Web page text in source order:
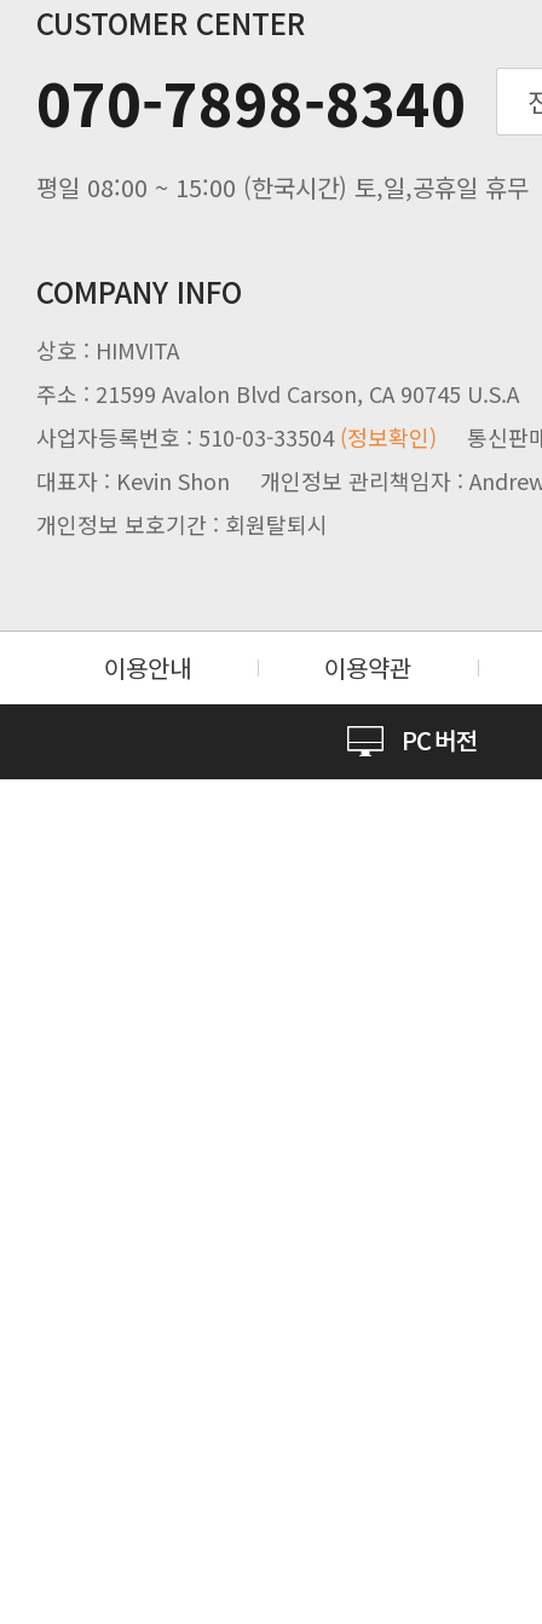
추석기간 배송안내
노동절(9월3일) 배송업무 안내
입금 고객님을 찾습니다.
CUSTOMER CENTER
070-7898-8340
평일 08:00 ~ 15:00 (한국시간) 토,일,공휴일 휴무
COMPANY INFO
상호 : HIMVITA
주소 : 21599 Avalon Blvd Carson, CA 90745 U.S.A
사업자등록번호 : 510-03-33504(정보확인) 통신판
대표자 : Kevin Shon 개인정보 관리책임자 :
개인정보 보호기간 : 회원탈퇴시
이용안내 이용약관